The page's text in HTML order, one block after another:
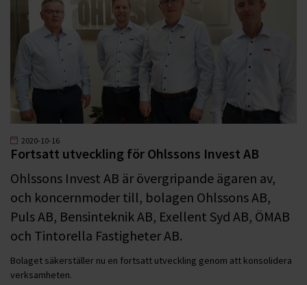
2020-10-16
Fortsatt utveckling för Ohlssons Invest AB
Ohlssons Invest AB är övergripande ägaren av,
och koncernmoder till, bolagen Ohlssons AB,
Puls AB, Bensinteknik AB, Exellent Syd AB, ÖMAB
och Tintorella Fastigheter AB.
Bolaget säkerställer nu en fortsatt utveckling genom att konsolidera
verksamheten.